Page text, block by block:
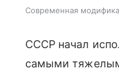
Современная
СССР начал
самыми